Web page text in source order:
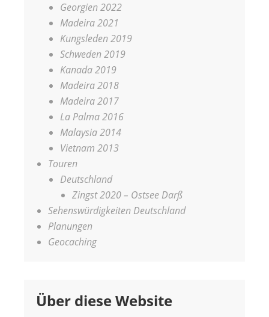
Georgien 2022
Madeira 2021
Kungsleden 2019
Schweden 2019
Kanada 2019
Madeira 2018
Madeira 2017
La Palma 2016
Malaysia 2014
Vietnam 2013
Touren
Deutschland
Zingst 2020 – Ostsee Darß
Sehenswürdigkeiten Deutschland
Planungen
Geocaching
Über diese Website